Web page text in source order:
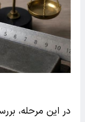
در این مرحله،